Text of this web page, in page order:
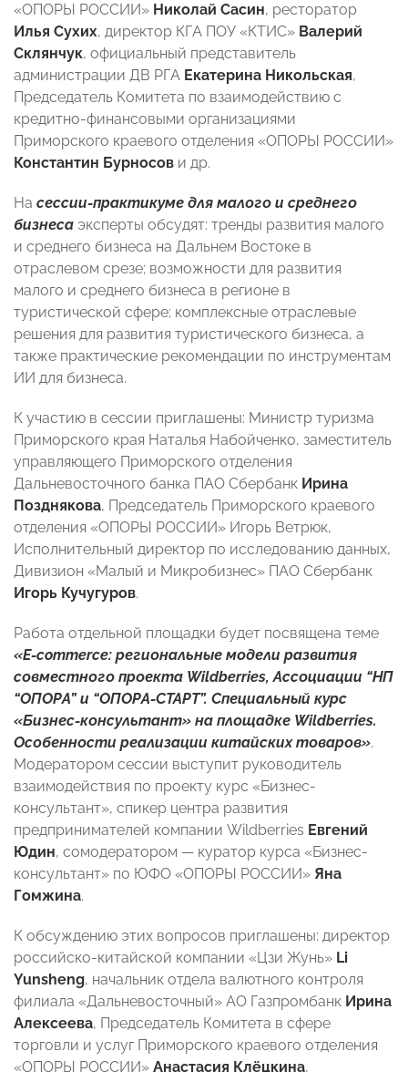
«ОПОРЫ РОССИИ» Николай Сасин, ресторатор
Илья Сухих, директор КГА ПОУ «КТИС» Валерий
Склянчук, официальный представитель
администрации ДВ РГА Екатерина Никольская,
Председатель Комитета по взаимодействию с
кредитно-финансовыми организациями
Приморского краевого отделения «ОПОРЫ РОССИИ»
Константин Бурносов и др.
На сессии-практикуме для малого и среднего
бизнеса эксперты обсудят: тренды развития малого
и среднего бизнеса на Дальнем Востоке в
отраслевом срезе; возможности для развития
малого и среднего бизнеса в регионе в
туристической сфере; комплексные отраслевые
решения для развития туристического бизнеса, а
также практические рекомендации по инструментам
ИИ для бизнеса.
К участию в сессии приглашены: Министр туризма
Приморского края Наталья Набойченко, заместитель
управляющего Приморского отделения
Дальневосточного банка ПАО Сбербанк Ирина
Позднякова, Председатель Приморского краевого
отделения «ОПОРЫ РОССИИ» Игорь Ветрюк,
Исполнительный директор по исследованию данных,
Дивизион «Малый и Микробизнес» ПАО Сбербанк
Игорь Кучугуров.
Работа отдельной площадки будет посвящена теме
«E-commerce: региональные модели развития
совместного проекта Wildberries, Ассоциации “НП
“ОПОРА” и “ОПОРА-СТАРТ”. Специальный курс
«Бизнес-консультант» на площадке Wildberries.
Особенности реализации китайских товаров».
Модератором сессии выступит руководитель
взаимодействия по проекту курс «Бизнес-
консультант», спикер центра развития
предпринимателей компании Wildberries Евгений
Юдин, сомодератором — куратор курса «Бизнес-
консультант» по ЮФО «ОПОРЫ РОССИИ» Яна
Гомжина.
К обсуждению этих вопросов приглашены: директор
российско-китайской компании «Цзи Жунь» Li
Yunsheng, начальник отдела валютного контроля
филиала «Дальневосточный» АО Газпромбанк Ирина
Алексеева, Председатель Комитета в сфере
торговли и услуг Приморского краевого отделения
«ОПОРЫ РОССИИ» Анастасия Клёцкина,